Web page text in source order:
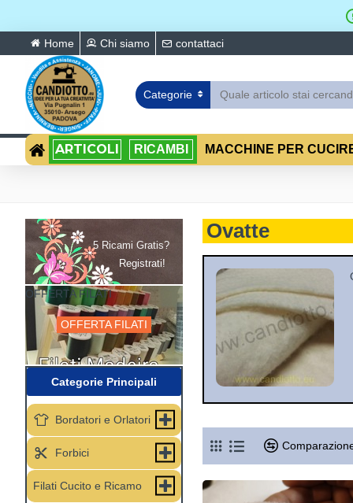
Home Chi siamo contattaci
Categorie
ARTICOLI RICAMBI MACCHINE PER
Registrati!
5 Ricami Gratis?
OFFERTA FILATI
OFFERTA FILATI
Categorie Principali
Bordatori e Orlatori
Forbici
Filati Cucito e Ricamo
Ovatte